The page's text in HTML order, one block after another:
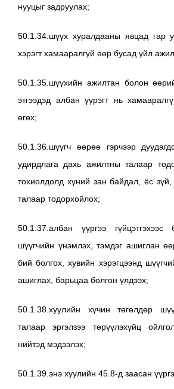
нууцыг задруулах;
50.1.34.шүүх хуралдааны явцад гар
хэрэгт хамааралгүй өөр бусад үйл
50.1.35.шүүхийн ажилтан болон
этгээдэд албан үүрэгт нь
өгөх;
50.1.36.шүүгч өөрөө гэрчээр
удирдлага дахь ажилтны талаар
тохиолдолд хүний зан байдал, ёс
талаар тодорхойлох;
50.1.37.албан үүргээ гүйцэтгэхээс
шүүгчийн үнэмлэх, тэмдэг ашиглан
бий болгох, хувийн хэрэгцээнд
ашиглах, барьцаа болгон үлдээх;
50.1.38.хуулийн хүчин төгөлдөр
талаар эргэлзээ төрүүлэхүйц
нийтэд мэдээлэх;
50.1.39.энэ хуулийн 45.8-д заасан